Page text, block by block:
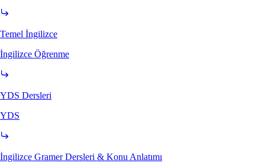
Temel İngilizce
İngilizce Öğrenme
YDS Dersleri
YDS
İngilizce Gramer Dersleri & Konu Anlatımı